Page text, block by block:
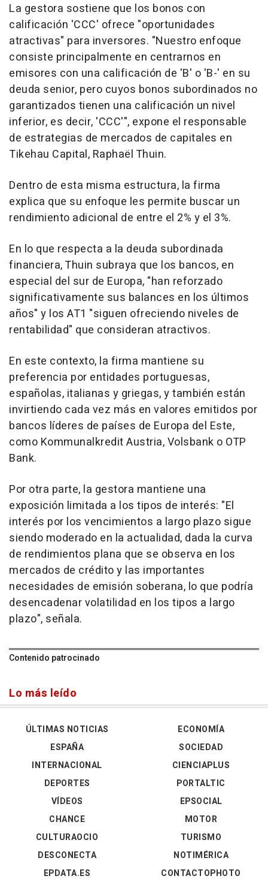
La gestora sostiene que los bonos con
calificación 'CCC' ofrece "oportunidades
atractivas" para inversores. "Nuestro enfoque
consiste principalmente en centrarnos en
emisores con una calificación de 'B' o 'B-' en su
deuda senior, pero cuyos bonos subordinados no
garantizados tienen una calificación un nivel
inferior, es decir, 'CCC'", expone el responsable
de estrategias de mercados de capitales en
Tikehau Capital, Raphaël Thuin.
Dentro de esta misma estructura, la firma
explica que su enfoque les permite buscar un
rendimiento adicional de entre el 2% y el 3%.
En lo que respecta a la deuda subordinada
financiera, Thuin subraya que los bancos, en
especial del sur de Europa, "han reforzado
significativamente sus balances en los últimos
años" y los AT1 "siguen ofreciendo niveles de
rentabilidad" que consideran atractivos.
En este contexto, la firma mantiene su
preferencia por entidades portuguesas,
españolas, italianas y griegas, y también están
invirtiendo cada vez más en valores emitidos por
bancos líderes de países de Europa del Este,
como Kommunalkredit Austria, Volsbank o OTP
Bank.
Por otra parte, la gestora mantiene una
exposición limitada a los tipos de interés: "El
interés por los vencimientos a largo plazo sigue
siendo moderado en la actualidad, dada la curva
de rendimientos plana que se observa en los
mercados de crédito y las importantes
necesidades de emisión soberana, lo que podría
desencadenar volatilidad en los tipos a largo
plazo", señala.
Contenido patrocinado
Lo más leído
ÚLTIMAS NOTICIAS
ESPAÑA
INTERNACIONAL
DEPORTES
VÍDEOS
ECONOMÍA
SOCIEDAD
CIENCIAPLUS
PORTALTIC
EPSOCIAL
CHANCE
CULTURAOCIO
DESCONECTA
EPDATA.ES
MOTOR
TURISMO
NOTIMÉRICA
CONTACTOPHOTO